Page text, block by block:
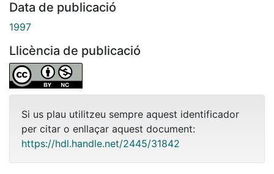
Data de publicació
1997
Llicència de publicació
Si us plau utilitzeu sempre aquest identificador
per citar o enllaçar aquest document:
https://hdl.handle.net/2445/31842